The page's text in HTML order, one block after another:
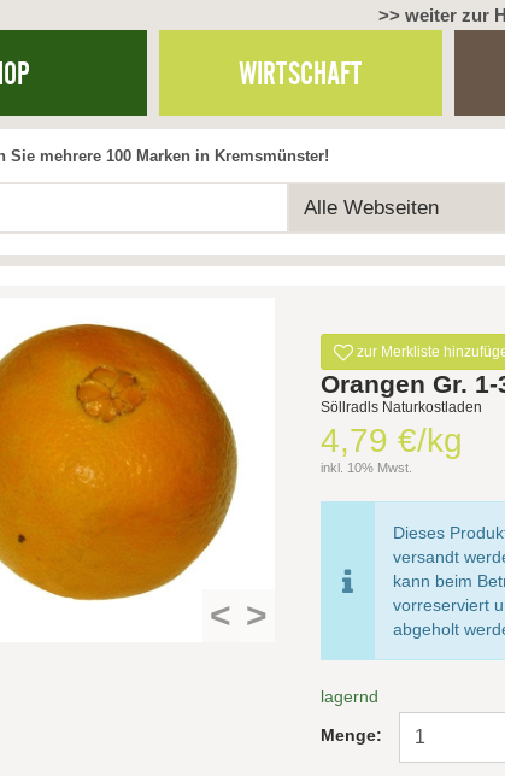
>> weiter zur
WIRTSCHAFT
Alle Webseiten
Sie mehrere 100 Marken in Kremsmünster!
< >
zur Merkliste
Orangen Gr. 1-
Söllradls Naturkostladen
4,79 €/kg
inkl. 10% Mwst.
Dieses
versandt
kann beim
vorreserviert
abgeholt
lagernd
Menge: